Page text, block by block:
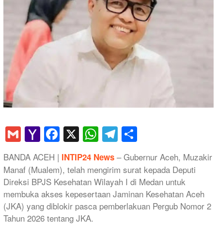
GmailYahoo
Mail
Facebook
X WhatsApp
Telegram
BANDA ACEH | INTIP24 News – Gubernur Aceh, Muzakir
Manaf (Mualem), telah mengirim surat kepada Deputi
Direksi BPJS Kesehatan Wilayah I di Medan untuk
membuka akses kepesertaan Jaminan Kesehatan Aceh
(JKA) yang diblokir pasca pemberlakuan Pergub Nomor 2
Tahun 2026 tentang JKA.